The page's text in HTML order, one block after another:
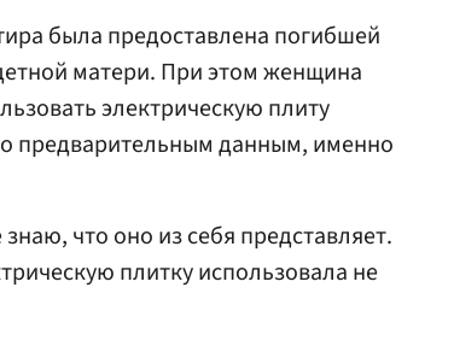
была предоставлена погибшей
матери. При этом женщина
электрическую плиту
предварительным данным, именно
что оно из себя представляет.
плитку использовала не